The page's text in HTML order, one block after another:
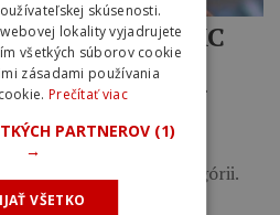
pohára v XC
iba 21-
Lecomte a 23-
preteky v elitnej kategórii.
skúsenosti.
lokality vyjadrujete
všetkých súborov cookie
zásadami používania
Prečítať viac
PARTNEROV (1)
→
VŠETKO